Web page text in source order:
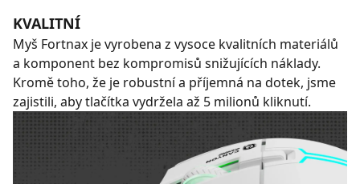
KVALITNÍ
Myš Fortnax je vyrobena z vysoce kvalitních materiálů
a komponent bez kompromisů snižujících náklady.
Kromě toho, že je robustní a příjemná na dotek, jsme
zajistili, aby tlačítka vydržela až 5 milionů kliknutí.